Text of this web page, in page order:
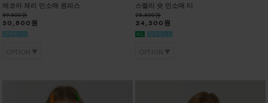
에코아 체리 민소매 원피스
59,800원
50,800원
OPTION
스렐리 숏 민소매 티
28,800원
24,500원
OPTION